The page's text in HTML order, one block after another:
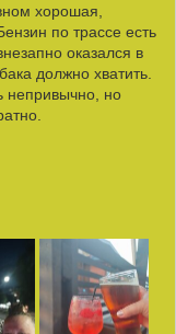
хорошая,
по трассе есть
оказался в
должно хватить.
непривычно, но